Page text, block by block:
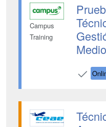
Campus
Training